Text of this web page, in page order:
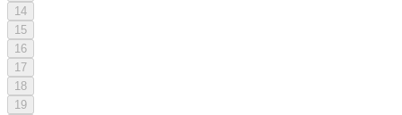
14
15
16
17
18
19